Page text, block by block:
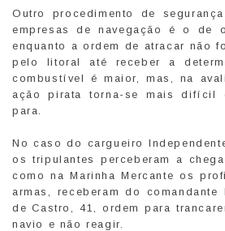
Outro procedimento de
empresas de navegação é o de
enquanto a ordem de atracar não
pelo litoral até receber a
combustível é maior, mas, na
ação pirata torna-se mais difícil
para.
No caso do cargueiro
os tripulantes perceberam a
como na Marinha Mercante os
armas, receberam do comandante
de Castro, 41, ordem para
navio e não reagir.